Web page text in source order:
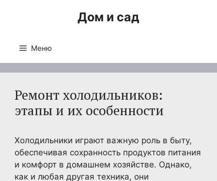
Дом и сад
Меню
Ремонт холодильников:
этапы и их особенности
Холодильники играют важную роль в быту,
обеспечивая сохранность продуктов питания
и комфорт в домашнем хозяйстве. Однако,
как и любая другая техника, они